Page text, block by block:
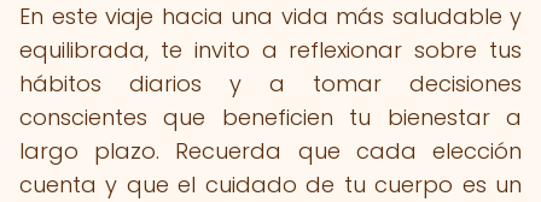
En este viaje hacia una vida más saludable y
equilibrada, te invito a reflexionar sobre tus
hábitos diarios y a tomar decisiones
conscientes que beneficien tu bienestar a
largo plazo. Recuerda que cada elección
cuenta y que el cuidado de tu cuerpo es un